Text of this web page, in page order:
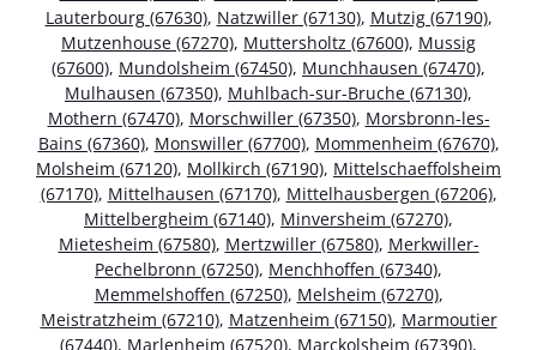
Lauterbourg (67630), Natzwiller (67130), Mutzig (67190),
Mutzenhouse (67270), Muttersholtz (67600), Mussig
(67600), Mundolsheim (67450), Munchhausen (67470),
Mulhausen (67350), Muhlbach-sur-Bruche (67130),
Mothern (67470), Morschwiller (67350), Morsbronn-les-
Bains (67360), Monswiller (67700), Mommenheim (67670),
Molsheim (67120), Mollkirch (67190), Mittelschaeffolsheim
(67170), Mittelhausen (67170), Mittelhausbergen (67206),
Mittelbergheim (67140), Minversheim (67270),
Mietesheim (67580), Mertzwiller (67580), Merkwiller-
Pechelbronn (67250), Menchhoffen (67340),
Memmelshoffen (67250), Melsheim (67270),
Meistratzheim (67210), Matzenheim (67150), Marmoutier
(67440), Marlenheim (67520), Marckolsheim (67390),